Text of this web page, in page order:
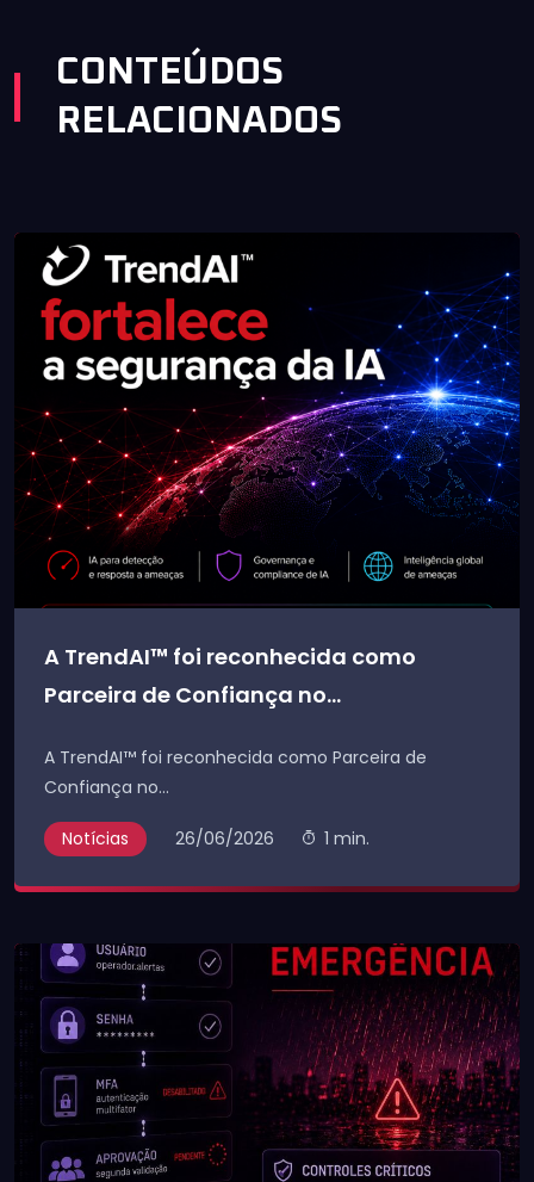
CONTEÚDOS
RELACIONADOS
A TrendAI™ foi reconhecida como
Parceira de Confiança no...
A TrendAI™ foi reconhecida como Parceira de
Confiança no...
Notícias 26/06/2026 1 min.